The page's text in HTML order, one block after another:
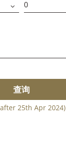
查询
25th Apr 2024)